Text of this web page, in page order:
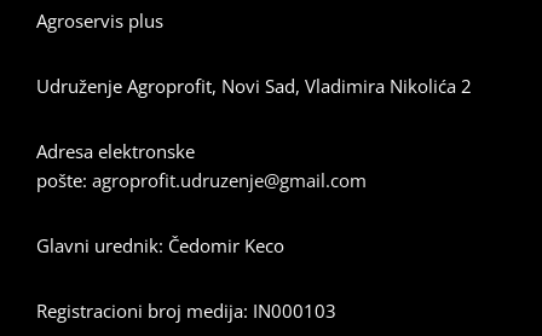
Agroservis plus
Udruženje Agroprofit, Novi Sad, Vladimira Nikolića 2
Adresa elektronske
pošte: agroprofit.udruzenje@gmail.com
Glavni urednik: Čedomir Keco
Registracioni broj medija: IN000103